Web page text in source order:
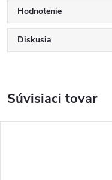
Hodnotenie
Diskusia
Súvisiaci tovar